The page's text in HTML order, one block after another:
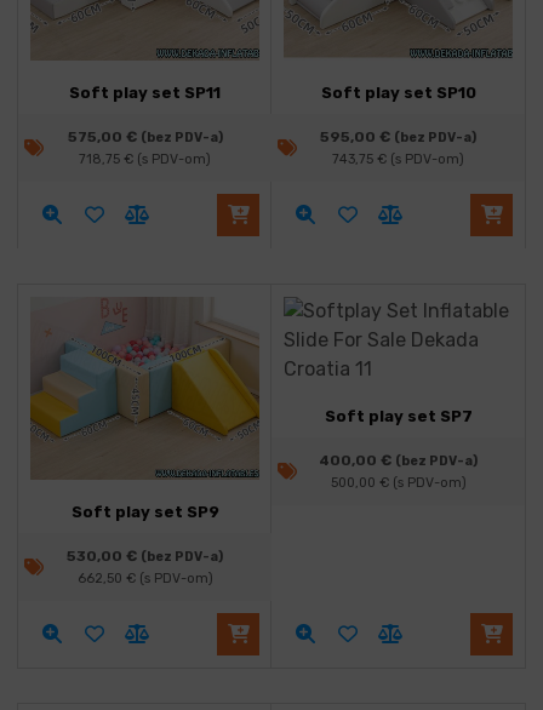
Soft play set SP11
575,00 € (bez PDV-a)
718,75 € (s PDV-om)
Soft play set SP10
595,00 € (bez PDV-a)
743,75 € (s PDV-om)
Soft play set SP9
530,00 € (bez PDV-a)
662,50 €(s PDV-om)
Soft play set SP7
400,00 € (bez PDV-a)
500,00 €(s PDV-om)